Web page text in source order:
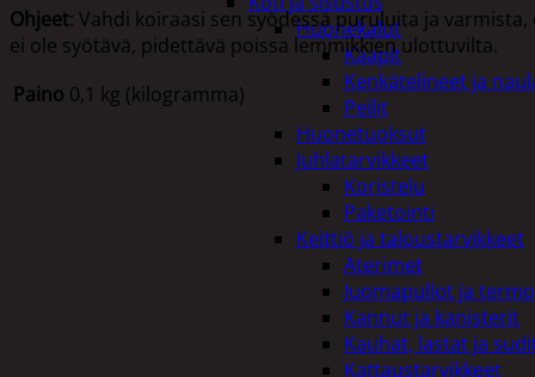
Huonekalut
Kaapit
Kenkätelineet ja
Peilit
Huonetuoksut
Juhlatarvikkeet
Koristelu
Paketointi
Keittiö ja taloustarvikkeet
Aterimet
Juomapullot ja
Kannut ja kanisterit
Kauhat, lastat ja
Kattaustarvikkeet
Ohjeet: Vahdi koiraasi sen syödessä puruluita ja
ei ole syötävä, pidettävä poissa lemmikkien ulottuvilta.
Paino 0,1 kg (kilogramma)